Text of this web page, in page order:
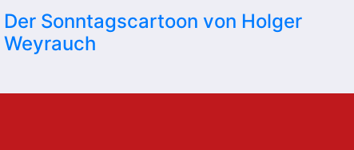
Der Sonntagscartoon von Holger
Weyrauch